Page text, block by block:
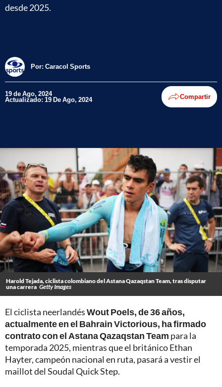
desde 2025.
Por: Caracol Sports
19 de Ago, 2024
Actualizado: 19 De Ago, 2024 Compartir
Harold Tejada, ciclista colombiano del Astana Qazaqstan Team, tras disputar
una carrera Getty Images
El ciclista neerlandésWout Poels, de 36 años,
actualmente en el Bahrain Victorious, ha firmado
contrato con el Astana Qazaqstan Team para la
temporada 2025, mientras que el británico Ethan
Hayter, campeón nacional en ruta, pasará a vestir el
maillot del Soudal Quick Step.